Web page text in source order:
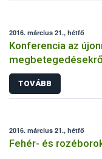
2016. március 21., hétfő
Konferencia az
TOVÁBB
2016. március 21., hétfő
Fehér- és